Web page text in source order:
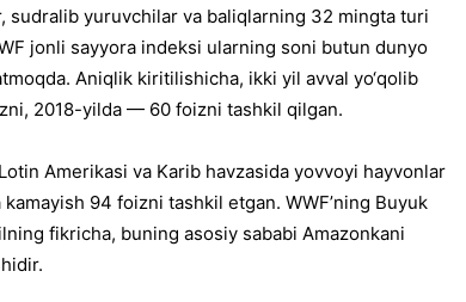
sudralib yuruvchilar va baliqlarning 32 mingta turi
jonli sayyora indeksi ularning soni butun dunyo
Aniqlik kiritilishicha, ikki yil avval yo‘qolib
2018-yilda — 60 foizni tashkil qilgan.
Amerikasi va Karib havzasida yovvoyi hayvonlar
94 foizni tashkil etgan. WWF’ning Buyuk
fikricha, buning asosiy sababi Amazonkani